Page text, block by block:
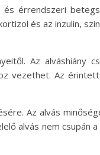
és érrendszeri
és az inzulin,
Az alváshiány
vezethet. Az
Az alvás
alvás nem csupán a